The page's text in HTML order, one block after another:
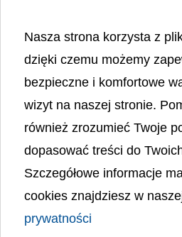
Liczba odwiedzin
Polityka prywatności
Mapa strony
Ochrona Danych Osobowych
Deklaracja Dostępności
Nasza strona korzysta z
dzięki czemu możemy
bezpieczne i komfortowe
wizyt na naszej stronie.
również zrozumieć Twoje
dopasować treści do
Szczegółowe informacje
cookies znajdziesz w
prywatności